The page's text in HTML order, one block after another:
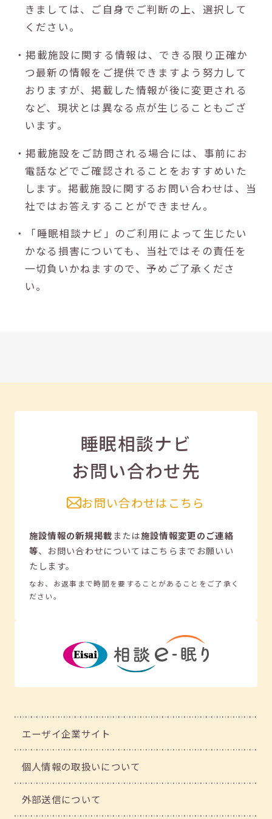
きましては、ご自身でご判断の上、選択して
ください。
・掲載施設に関する情報は、できる限り正確か
つ最新の情報をご提供できますよう努力して
おりますが、掲載した情報が後に変更される
など、現状とは異なる点が生じることもござ
います。
・掲載施設をご訪問される場合には、事前にお
電話などでご確認されることをおすすめいた
します。掲載施設に関するお問い合わせは、当
社ではお答えすることができません。
・「睡眠相談ナビ」のご利用によって生じたい
かなる損害についても、当社ではその責任を
一切負いかねますので、予めご了承くださ
い。
睡眠相談ナビ
お問い合わせ先
お問い合わせはこちら
施設情報の新規掲載または施設情報変更のご連絡
等、 お問い合わせについてはこちらまでお願いい
たします。
なお、お返事まで時間を要することがあることをご了承く
ださい。
エーザイ企業サイト
個人情報の取扱いについて
外部送信について